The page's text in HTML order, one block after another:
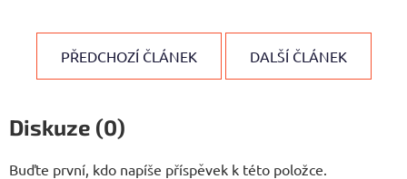
PŘEDCHOZÍ ČLÁNEK DALŠÍ ČLÁNEK
Diskuze (0)
Buďte první, kdo napíše příspěvek k této položce.